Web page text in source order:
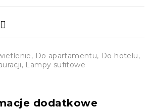
, Do apartamentu, Do hotelu,
, Lampy sufitowe
dodatkowe